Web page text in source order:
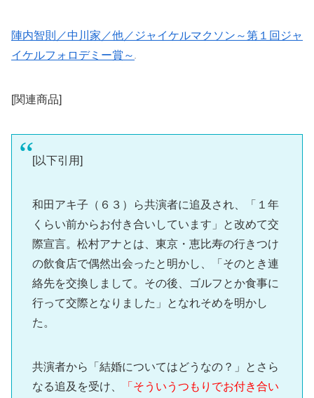
陣内智則／中川家／他／ジャイケルマクソン～第１回ジャ
イケルフォロデミー賞～
[関連商品]
[以下引用]
和田アキ子（６３）ら共演者に追及され、「１年
くらい前からお付き合いしています」と改めて交
際宣言。松村アナとは、東京・恵比寿の行きつけ
の飲食店で偶然出会ったと明かし、「そのとき連
絡先を交換しまして。その後、ゴルフとか食事に
行って交際となりました」となれそめを明かし
た。
共演者から「結婚についてはどうなの？」とさら
なる追及を受け、
「そういうつもりでお付き合い